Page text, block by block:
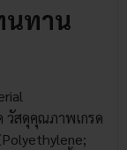
นทาน
วัสดุคุณภาพเกรด